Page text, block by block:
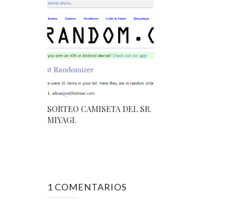
SORTEO CAMISETA DEL SR.
MIYAGI.
1 COMENTARIOS